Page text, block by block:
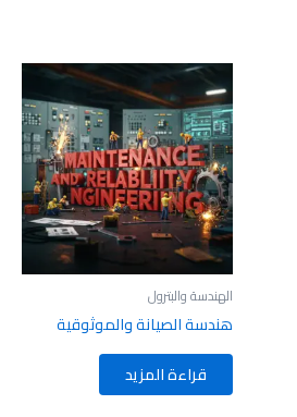
الهندسة والبترول
هندسة الصيانة والموثوقية
قراءة المزيد